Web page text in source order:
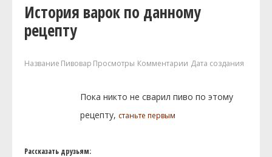
История варок по данному
рецепту
Название Пивовар Просмотры Комментарии Дата создания
Пока никто не сварил пиво по этому
рецепту, станьте первым
Рассказать друзьям: